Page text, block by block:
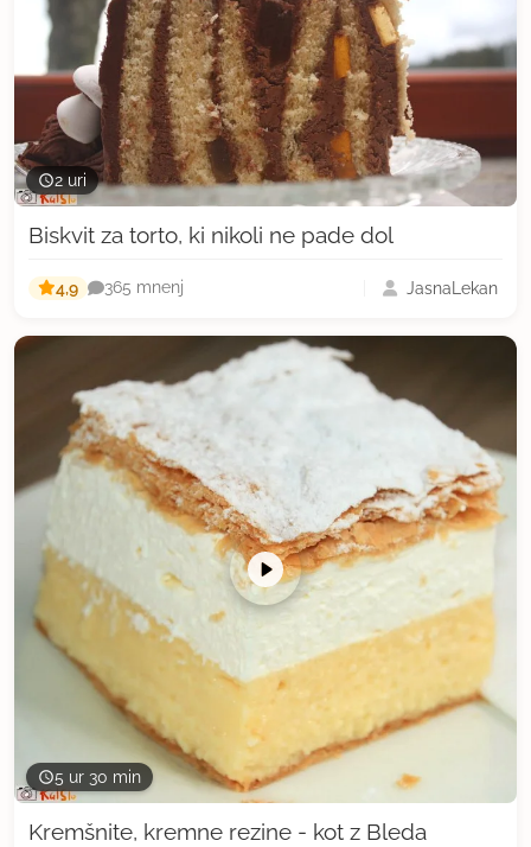
2 uri
Biskvit za torto, ki nikoli ne pade dol
4,9 365 mnenj JasnaLekan
5 ur 30 min
Kremšnite, kremne rezine - kot z Bleda